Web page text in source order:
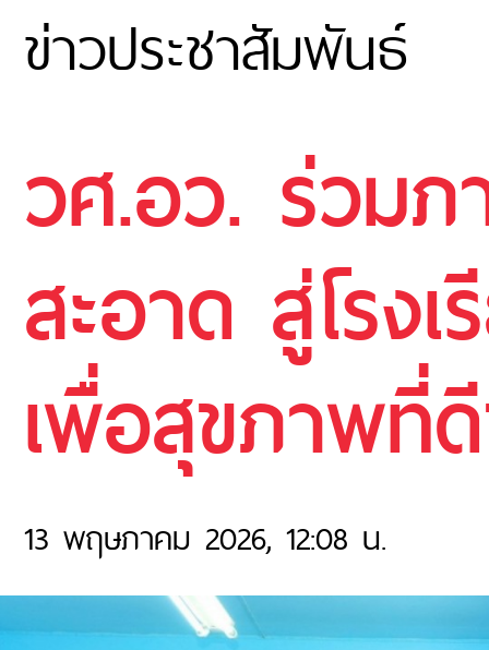
ข่าวประชาสัมพันธ์
วศ.อว. ร่วมภ
สะอาด สู่โรง
เพื่อสุขภาพที่
13 พฤษภาคม 2026, 12:08 น.